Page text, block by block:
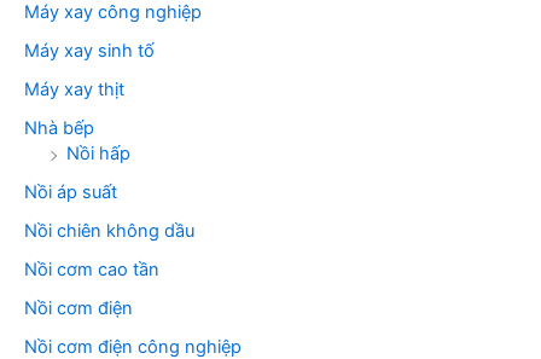
Máy xay công nghiệp
Máy xay sinh tố
Máy xay thịt
Nhà bếp
Nồi hấp
Nồi áp suất
Nồi chiên không dầu
Nồi cơm cao tần
Nồi cơm điện
Nồi cơm điện công nghiệp